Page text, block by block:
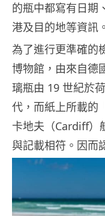
的瓶中都寫有日期
港及目的地等資訊。
為了進行更準確的
博物館，由來自德
璃瓶由 19 世紀於
代，而紙上所載的
卡地夫（Cardiff）
與記載相符。因而